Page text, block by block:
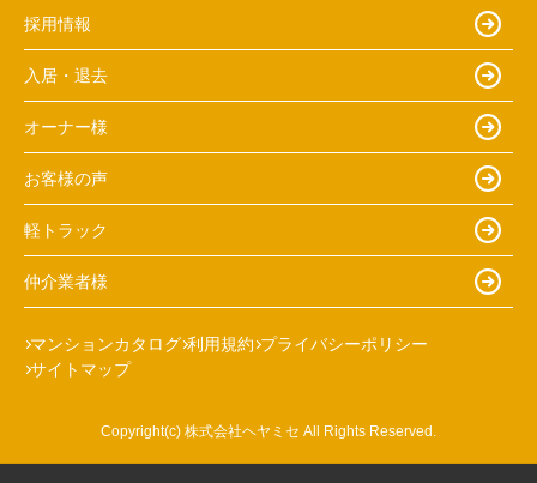
採用情報
入居・退去
オーナー様
お客様の声
軽トラック
仲介業者様
マンションカタログ 利用規約 プライバシーポリシー
サイトマップ
Copyright(c) 株式会社ヘヤミセ All Rights Reserved.